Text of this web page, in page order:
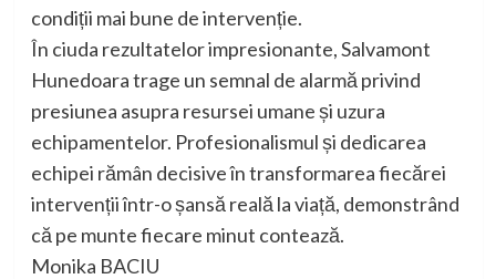
condiții mai bune de intervenție.
În ciuda rezultatelor impresionante, Salvamont
Hunedoara trage un semnal de alarmă privind
presiunea asupra resursei umane și uzura
echipamentelor. Profesionalismul și dedicarea
echipei rămân decisive în transformarea fiecărei
intervenții într-o șansă reală la viață, demonstrând
că pe munte fiecare minut contează.
Monika BACIU